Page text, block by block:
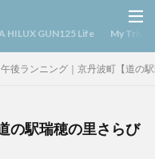
HILUX GUN125 Life My Trivia
午後ランニング｜京丹波町【道の
の駅瑞穂の里さらび